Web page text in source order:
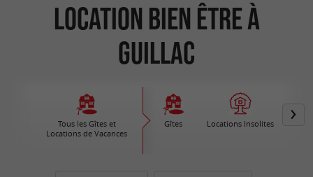
Location Bien être à
Guillac
Tous les Gîtes et
Locations de Vacances
Gîtes Locations Insolites